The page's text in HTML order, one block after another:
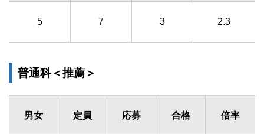
5 7 3 2.3
普通科＜推薦＞
男女 定員 応募 合格 倍率